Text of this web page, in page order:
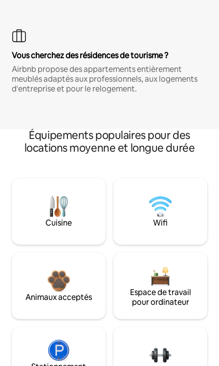
Vous cherchez des résidences de tourisme ?
Airbnb propose des appartements entièrement
meublés adaptés aux professionnels, aux logements
d'entreprise et pour le relogement.
Équipements populaires pour des
locations moyenne et longue durée
Cuisine Wifi
Animaux acceptés
Espace de travail
pour ordinateur